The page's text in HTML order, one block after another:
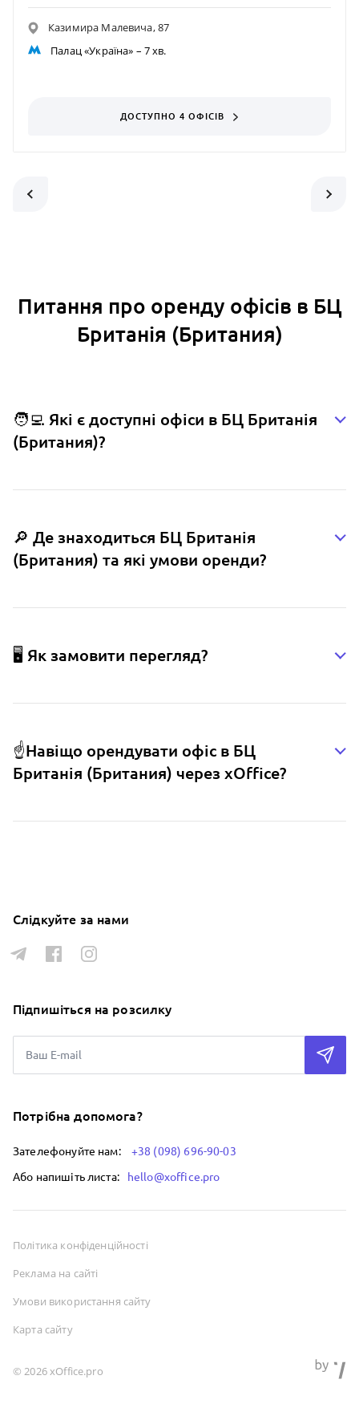
Казимира Малевича, 87
Палац «Україна» – 7 хв.
ДОСТУПНО 4 ОФІСІВ
Питання про оренду офісів в БЦ
Британія (Британия)
🧑‍💻 Які є доступні офіси в БЦ Британія
(Британия)?
🔎 Де знаходиться БЦ Британія
(Британия) та які умови оренди?
🖥️ Як замовити перегляд?
☝️Навіщо орендувати офіс в БЦ
Британія (Британия) через xOffice?
Слідкуйте за нами
Підпишіться на розсилку
Потрібна допомога?
Зателефонуйте нам:
+38 (098) 696-90-03
Або напишіть листа:
hello@xoffice.pro
© 2026 xOffice.pro
Політика конфіденційності
Реклама на сайті
Умови використання сайту
Карта сайту